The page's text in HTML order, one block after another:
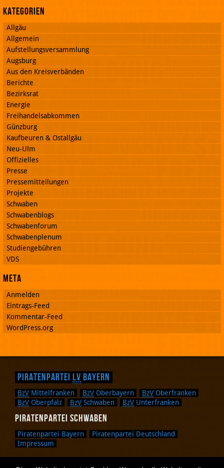
Kategorien
Allgäu
Allgemein
Aufstellungsversammlung
Augsburg
Aus den Kreisverbänden
Berichte
Bezirksrat
Energie
Freihandelsabkommen
Günzburg
Kaufbeuren & Ostallgäu
Neu-Ulm
Offizielles
Presse
Pressemitteilungen
Projekte
Schwaben
Schwabenblogs
Schwabenforum
Schwabenplenum
Studiengebühren
VDS
Meta
Anmelden
Eintrags-Feed
Kommentar-Feed
WordPress.org
Piratenpartei LV Bayern
BzV Mittelfranken BzV Oberbayern BzV Oberfranken
BzV Oberpfalz BzV Schwaben BzV Unterfranken
Piratenpartei Schwaben
Piratenpartei Bayern
Piratenpartei Deutschland
Impressum